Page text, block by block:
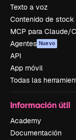
Texto a voz
Contenido de stock
MCP para Claude/
Agentes Nuevo
API
App móvil
Todas las
Información útil
Academy
Documentación